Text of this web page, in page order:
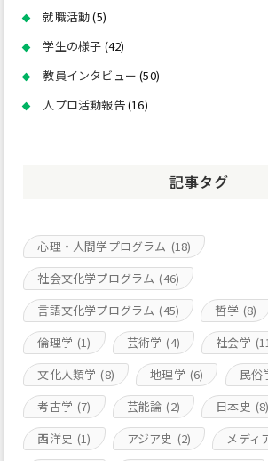
就職活動(5)
学生の様子 (42)
教員インタビュー (50)
人プロ活動報告(16)
記事タグ
心理・人間学プログラム (18)
社会文化学プログラム (46)
言語文化学プログラム (45) 哲学 (8)
倫理学 (1) 芸術学 (4) 社会学
文化人類学 (8) 地理学 (6) 民俗
考古学 (7) 芸能論 (2) 日本史 (8)
西洋史 (1) アジア史 (2) メディ